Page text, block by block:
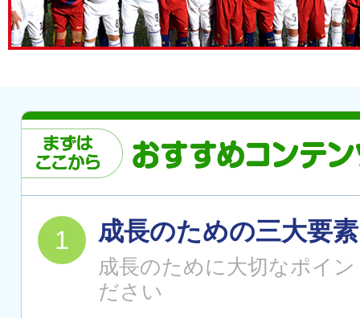
成長のための三大要素
成長のために大切なポイ
ださい